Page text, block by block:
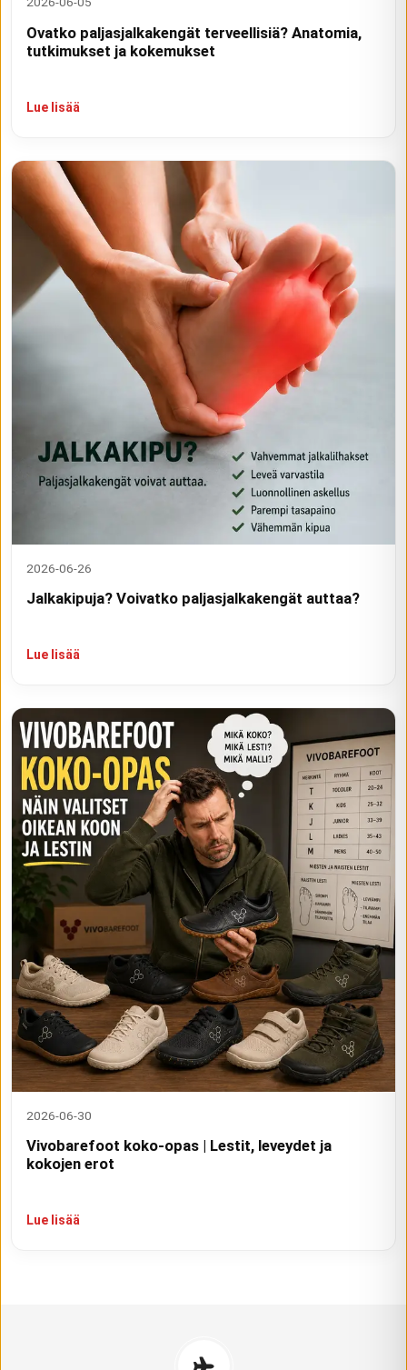
Ovatko paljasjalkakengät terveellisiä? Anatomia,
tutkimukset ja kokemukset
Lue lisää
2026-06-26
Jalkakipuja? Voivatko paljasjalkakengät auttaa?
Lue lisää
2026-06-30
Vivobarefoot koko-opas | Lestit, leveydet ja
kokojen erot
Lue lisää